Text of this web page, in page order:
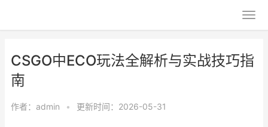
CSGO中ECO玩法全解析与实战技巧指
南
作者： admin • 更新时间：2026-05-31